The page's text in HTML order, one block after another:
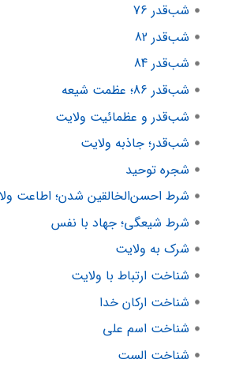
شب‌قدر 76
شب‌قدر 82
شب‌قدر 84
شب‌قدر 86؛ عظمت شیعه
شب‌قدر و عظمائیت ولایت
شب‌قدر؛ جاذبه ولایت
شجره توحید
شرط احسن‌الخالقین شدن؛ اطاعت
شرط شیعگی؛ جهاد با نفس
شرک به ولایت
شناخت ارتباط با ولایت
شناخت ارکان خدا
شناخت اسم علی
شناخت الست